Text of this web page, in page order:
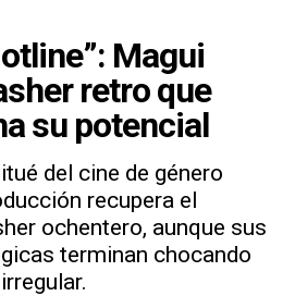
Magui
retro que
su potencial
del cine de género
recupera el
ochentero, aunque sus
terminan chocando